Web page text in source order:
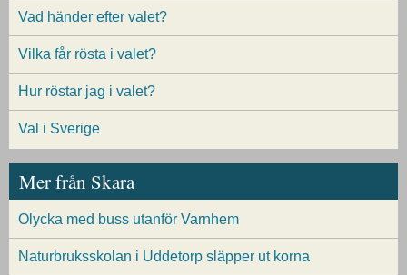
Vad händer efter valet?
Vilka får rösta i valet?
Hur röstar jag i valet?
Val i Sverige
Mer från Skara
Olycka med buss utanför Varnhem
Naturbruksskolan i Uddetorp släpper ut korna